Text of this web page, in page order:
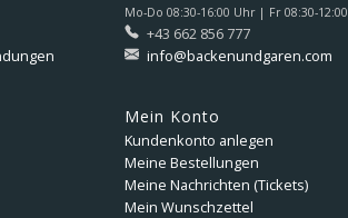
Mo-Do 08:30-16:00 Uhr | Fr 08:30-12:00
+43 662 856 777
info@backenundgaren.com
Mein Konto
Kundenkonto anlegen
Meine Bestellungen
Meine Nachrichten (Tickets)
Mein Wunschzettel